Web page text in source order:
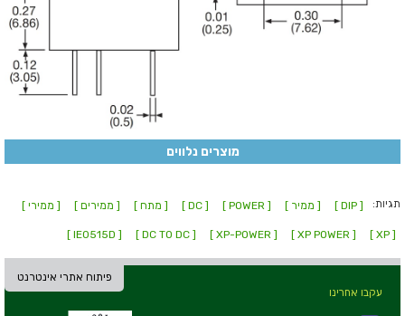
מוצרים נלווים
תגיות: [ DIP ] [ ממיר ] [ POWER ]
[ DC ] [ מתח ] [ ממירים ] [ ממירי ]
[ XP ]
[ XP POWER ]
[ XP-POWER ]
[ DC TO DC ]
[ IE0515D ]
פיתוח אתרי אינטרנט
עקבו אחרינו